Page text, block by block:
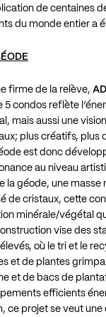
de centaines
du monde entier a
firme de la relève,
5 condos reflète
mais aussi une
plus créatifs, plus
est donc
au niveau
la géode, une masse
de cristaux, cette
minérale/végétal
vise des
où le tri et le
et de plantes
et de bacs de
efficients
ce projet se veut